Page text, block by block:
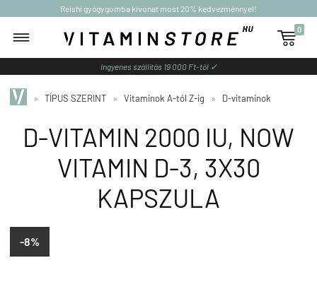
Reishi gyógygomba kivonat most 20% kedvezménnyel!

0
Ingyenes szállítás 19 000 Ft-tól ✓
» TÍPUS SZERINT » Vitaminok A-tól Z-ig » D-vitaminok
D-VITAMIN 2000 IU, NOW
VITAMIN D-3, 3X30
KAPSZULA
-8%